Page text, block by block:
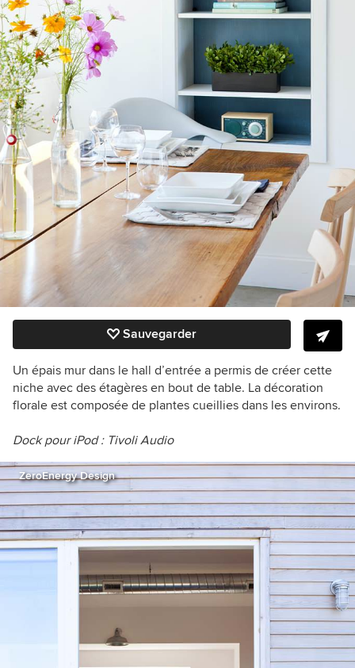
Sauvegarder
Un épais mur dans le hall d’entrée a permis de créer cette
niche avec des étagères en bout de table. La décoration
florale est composée de plantes cueillies dans les environs.
Dock pour iPod : Tivoli Audio
ZeroEnergy Design